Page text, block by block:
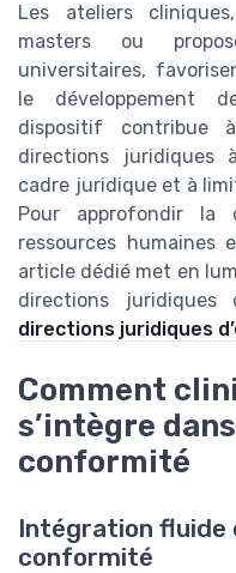
Les ateliers
masters ou
universitaires,
le développement
dispositif contribue
directions juridiques
cadre juridique et à
Pour approfondir
ressources humaines
article dédié met en
directions juridiques
directions juridiques
Comment
s’intègre
conformité
Intégration fluide
conformité